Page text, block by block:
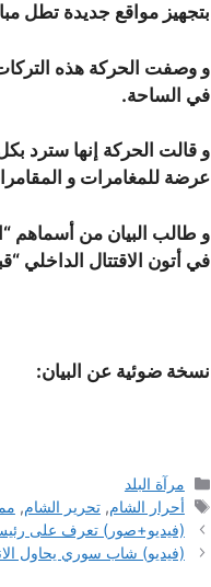
بتجهيز مواقع جديدة تطل
و وصفت الحركة هذه
في الساحة.
و قالت الحركة إنها سترد
عرضة للمغامرات و
و طالب البيان من أسماهم
في أتون الاقتتال الداخلي
نسخة ضوئية عن البيان:
التصنيفات
مرآة البلد
الوسوم
أحرار الشام,تحرير الشام,
(فيديو+صور) تعرف على
(فيديو) شاب سوري يحاول